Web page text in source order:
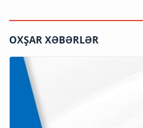
OXŞAR XƏBƏRLƏR